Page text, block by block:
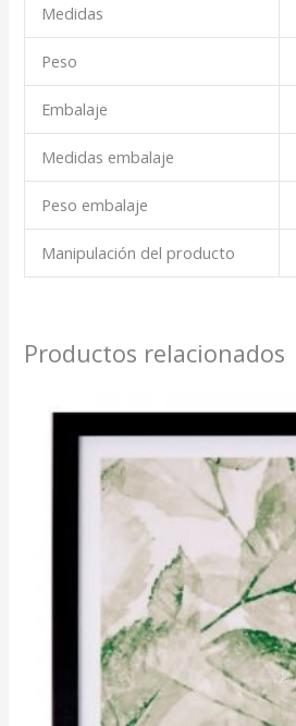
Medidas
Peso
Embalaje
Medidas embalaje
Peso embalaje
Manipulación del producto
Productos relacionados